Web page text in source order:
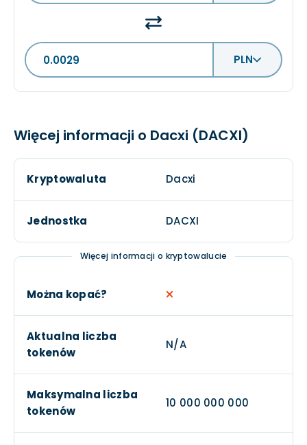
PLN
Więcej informacji o Dacxi (DACXI)
Kryptowaluta Dacxi
Jednostka DACXI
Więcej informacji o kryptowalucie
Można kopać?
Aktualna liczba
tokenów
N/A
Maksymalna liczba
tokenów
10 000 000 000